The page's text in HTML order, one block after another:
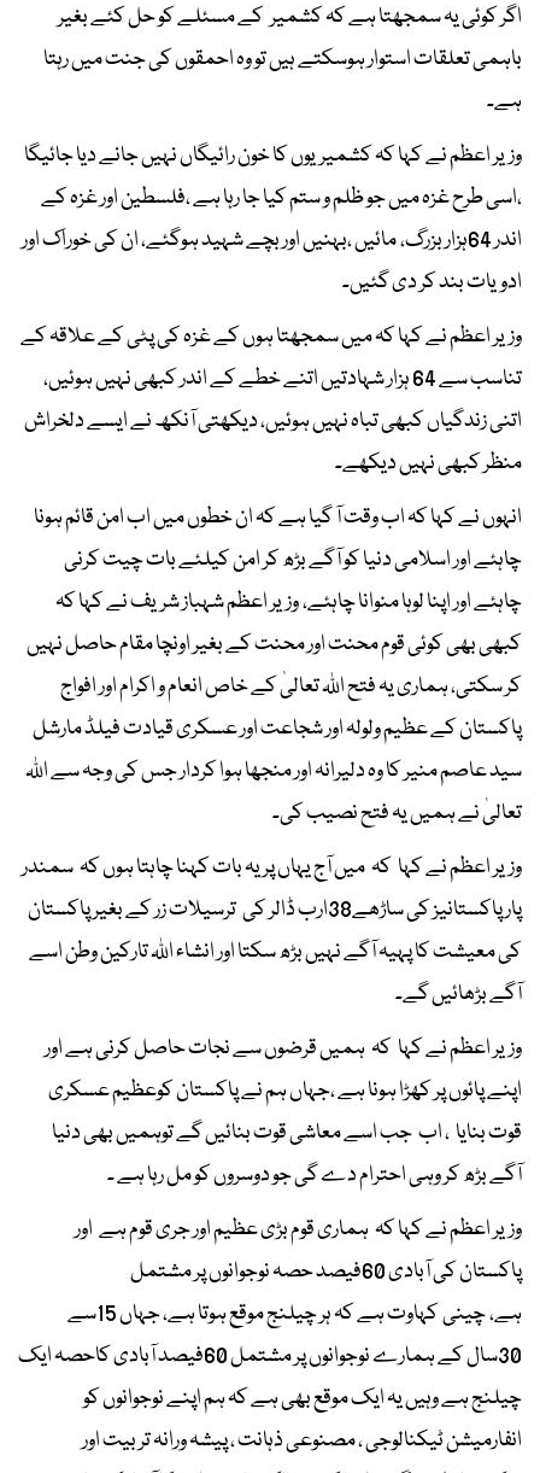
اگر کوئی یہ سمجھتا ہے کہ کشمیر کے مسئلے کو حل کئے بغیر
باہمی تعلقات استوار ہوسکتے ہیں تو وہ احمقوں کی جنت میں رہتا
ہے۔
وزیر اعظم نے کہا کہ کشمیریوں کا خون رائیگاں نہیں جانے دیا جائیگا
،اسی طرح غزہ میں جو ظلم و ستم کیا جا رہا ہے ،فلسطین اور غزہ کے
اندر 64ہزار بزرگ، مائیں ،بہنیں اور بچے شہید ہوگئے، ان کی خوراک اور
ادویات بند کر دی گئیں۔
وزیر اعظم نے کہا کہ میں سمجھتا ہوں کے غزہ کی پٹی کے علاقہ کے
تناسب سے 64 ہزار شہادتیں اتنے خطے کے اندر کبھی نہیں ہوئیں،
اتنی زندگیاں کبھی تباہ نہیں ہوئیں، دیکھتی آنکھ نے ایسے دلخراش
منظر کبھی نہیں دیکھے۔
انہوں نے کہا کہ اب وقت آ گیا ہے کہ ان خطوں میں اب امن قائم ہونا
چاہئے اور اسلامی دنیا کو آگے بڑھ کر امن کیلئے بات چیت کرنی
چاہئے اور اپنا لوہا منوانا چاہئے، وزیر اعظم شہباز شریف نے کہا کہ
کبھی بھی کوئی قوم محنت اور محنت کے بغیر اونچا مقام حاصل نہیں
کر سکتی، ہماری یہ فتح اللہ تعالیٰ کے خاص انعام و اکرام اور افواج
پاکستان کے عظیم ولولہ اور شجاعت اور عسکری قیادت فیلڈ مارشل
سید عاصم منیر کا وہ دلیرانہ اور منجھا ہوا کردار جس کی وجہ سے اللہ
تعالیٰ نے ہمیں یہ فتح نصیب کی۔
وزیر اعظم نے کہا کہ میں آج یہاں پر یہ بات کہنا چاہتا ہوں کہ سمندر
پار پاکستانیز کی ساڑھے38ارب ڈالر کی ترسیلات زر کے بغیر پاکستان
کی معیشت کا پہیہ آگے نہیں بڑھ سکتا اور انشاء اللہ تارکین وطن اسے
آگے بڑھائیں گے۔
وزیر اعظم نے کہا کہ ہمیں قرضوں سے نجات حاصل کرنی ہے اور
اپنے پائوں پر کھڑا ہونا ہے ،جہاں ہم نے پاکستان کوعظیم عسکری
قوت بنایا ، اب جب اسے معاشی قوت بنائیں گے توہمیں بھی دنیا
آگے بڑھ کر وہی احترام دے گی جو دوسروں کو مل رہا ہے ۔
وزیر اعظم نے کہا کہ ہماری قوم بڑی عظیم اور جری قوم ہے اور
پاکستان کی آبادی 60فیصد حصہ نوجوانوں پر مشتمل
ہے، چینی کہاوت ہے کہ ہر چیلنج موقع ہوتا ہے، جہاں 15سے
30سال کے ہمارے نوجوانوں پر مشتمل 60فیصد آبادی کاحصہ ایک
چیلنج ہے وہیں یہ ایک موقع بھی ہے کہ ہم اپنے نوجوانوں کو
انفارمیشن ٹیکنالوجی ، مصنوعی ذہانت ، پیشہ ورانہ تربیت اور